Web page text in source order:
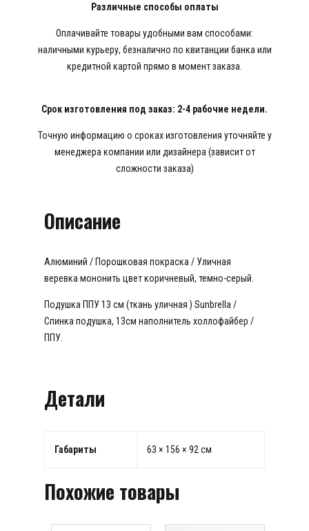
Различные способы оплаты
Оплачивайте товары удобными вам способами:
наличными курьеру, безналично по квитанции банка или
кредитной картой прямо в момент заказа.
Срок изготовления под заказ: 2-4 рабочие недели.
Точную информацию о сроках изготовления уточняйте у
менеджера компании или дизайнера (зависит от
сложности заказа)
Описание
Алюминий / Порошковая покраска / Уличная
веревка мононить цвет коричневый, темно-серый.
Подушка ППУ 13 см (ткань уличная ) Sunbrella /
Спинка подушка, 13см наполнитель холлофайбер /
ППУ.
Детали
Габариты 63 × 156 × 92 см
Похожие товары